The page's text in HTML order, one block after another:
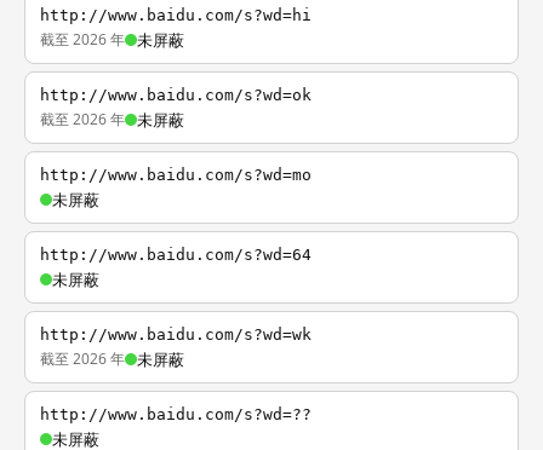
http://www.baidu.com/s?wd=hi
截至 2026 年 未屏蔽
http://www.baidu.com/s?wd=ok
截至 2026 年 未屏蔽
http://www.baidu.com/s?wd=mo
未屏蔽
http://www.baidu.com/s?wd=64
未屏蔽
http://www.baidu.com/s?wd=wk
截至 2026 年 未屏蔽
http://www.baidu.com/s?wd=??
未屏蔽